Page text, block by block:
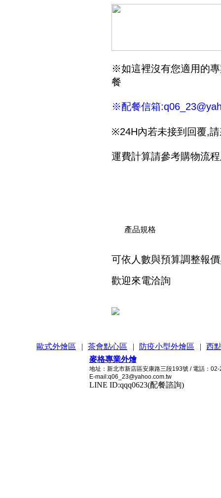
※如這裡沒有您適用的
餐
※配餐信箱
※24H內若未接到回覆,
運費計算請參考購物流
產品規格
可依人數與預算調整報
歡迎來電洽詢
歐式外燴區 | 茶會點心區 | 防疫小型外燴區 |
西
麥格專業外燴
地址：新北市新店區安康路三段193號 / 電話：
E-mail:q06_23@yahoo.com.tw
LINE ID:qqq0623(配餐諮詢)